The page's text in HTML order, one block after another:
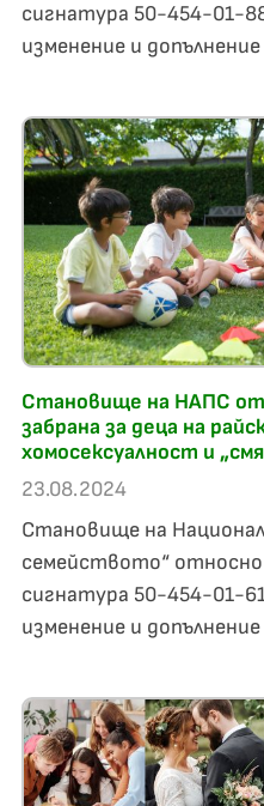
сигнатура 50-454-01-
изменение и
Становище на НАПС
забрана за деца на
хомосексуалност и
23.08.2024
Становище на
семейството“
сигнатура 50-454-01-
изменение и